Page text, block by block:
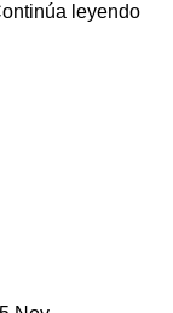
leyendo